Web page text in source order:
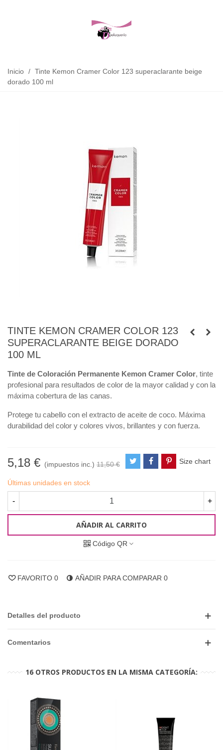
Inicio / Tinte Kemon Cramer Color 123 superaclarante beige
dorado 100 ml
TINTE KEMON CRAMER COLOR 123
SUPERACLARANTE BEIGE DORADO
100 ML
Tinte de Coloración Permanente Kemon Cramer Color, tinte
profesional para resultados de color de la mayor calidad y con la
máxima cobertura de las canas.
Protege tu cabello con el extracto de aceite de coco. Máxima
durabilidad del color y colores vivos, brillantes y con fuerza.
5,18 € (impuestos inc.) 11,50 € Size chart
Últimas unidades en stock
- +
AÑADIR AL CARRITO
Código QR
FAVORITO 0 AÑADIR PARA COMPARAR 0
Detalles del producto
Comentarios
16 OTROS PRODUCTOS EN LA MISMA CATEGORÍA: